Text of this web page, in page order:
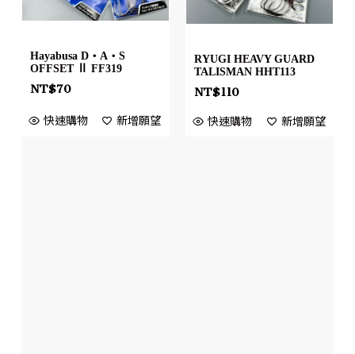
Hayabusa D・A・S
OFFSET Ⅱ FF319
NT$70
快速購物 新增願望
RYUGI HEAVY GUARD
TALISMAN HHT113
NT$110
快速購物 新增願望